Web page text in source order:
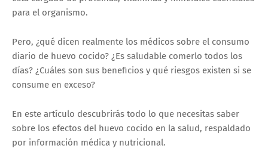
para el organismo.
Pero, ¿qué dicen realmente los médicos sobre el consumo
diario de huevo cocido? ¿Es saludable comerlo todos los
días? ¿Cuáles son sus beneficios y qué riesgos existen si se
consume en exceso?
En este artículo descubrirás todo lo que necesitas saber
sobre los efectos del huevo cocido en la salud, respaldado
por información médica y nutricional.